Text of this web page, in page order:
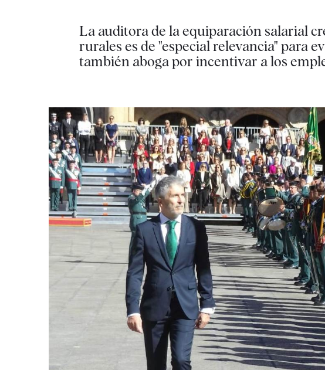
La auditora de la equiparación salarial
rurales es de "especial relevancia" para
también aboga por incentivar a los